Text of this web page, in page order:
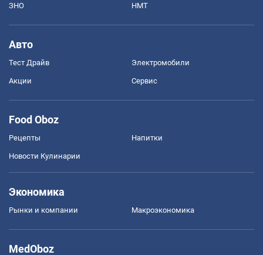
ЗНО НМТ
Авто
Тест Драйв Электромобили
Акции Сервис
Food Oboz
Рецепты Напитки
Новости Кулинарии
Экономика
Рынки и компании Mакроэкономика
MedOboz